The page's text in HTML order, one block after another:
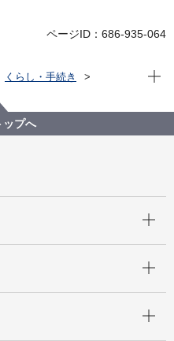
ページID：686-935-064
くらし・手続き
わう」
う(よこはま地産地消サポー
現在
ップへ